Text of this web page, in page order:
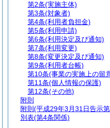
第2条(実施主体)
第3条(対象者)
第4条(利用者負担金)
第5条(利用申請)
第6条(利用決定及び通知)
第7条(利用変更)
第8条(変更決定及び通知)
第9条(利用者台帳)
第10条(事業の実施上の留
第11条(個人情報の保護)
第12条(その他)
附則
附則 (平成29年3月31日告示
別表(第4条関係)